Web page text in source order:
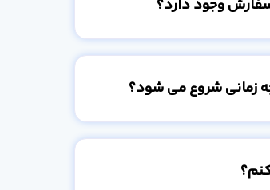
وجود دارد؟
زمانی شروع می شود؟